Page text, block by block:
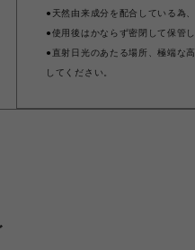
●天然由来成分を配合している為
●使用後はかならず密閉して保管
●直射日光のあたる場所、極端な
してください。